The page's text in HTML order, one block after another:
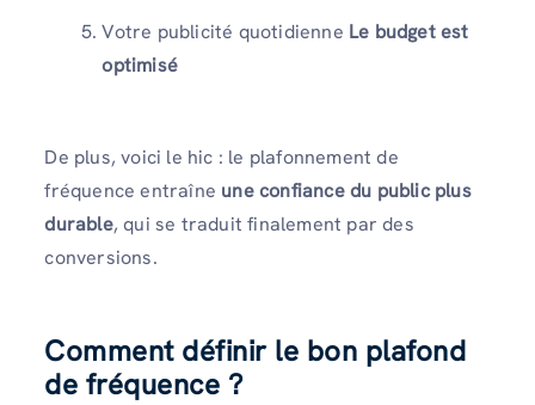
Votre publicité quotidienne Le budget est
optimisé
De plus, voici le hic : le plafonnement de
fréquence entraîne une confiance du public plus
durable, qui se traduit finalement par des
conversions.
Comment définir le bon plafond
de fréquence ?